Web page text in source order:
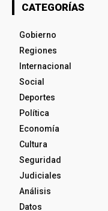
CATEGORÍAS
Gobierno
Regiones
Internacional
Social
Deportes
Política
Economía
Cultura
Seguridad
Judiciales
Análisis
Datos